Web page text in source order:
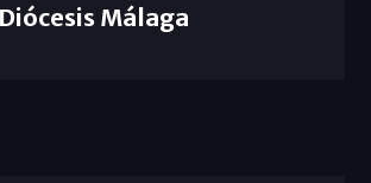
Diócesis Málaga